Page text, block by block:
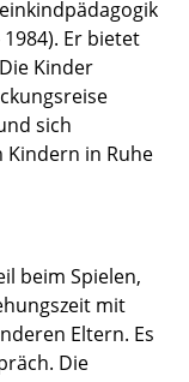
Er bietet
Kinder
sich
Kindern in Ruhe
beim Spielen,
mit
Eltern. Es
Die